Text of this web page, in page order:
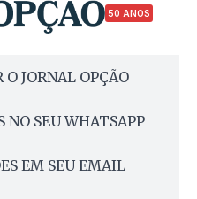
50 ANOS
JORNAL OPÇÃO
NO SEU WHATSAPP
EM SEU EMAIL